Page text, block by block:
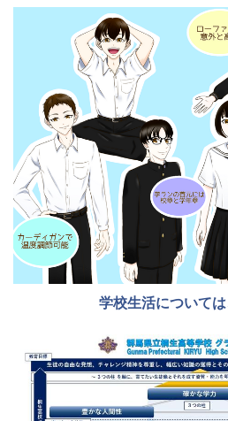
学校生活について